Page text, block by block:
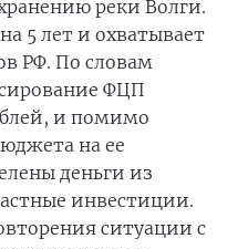
реки Волги.
5 лет и охватывает
РФ. По словам
ФЦП
и помимо
на ее
деньги из
инвестиции.
ситуации с